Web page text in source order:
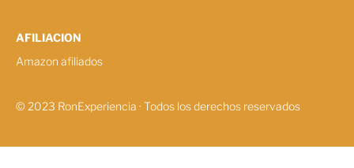
AFILIACION
Amazon afiliados
© 2023 RonExperiencia · Todos los derechos reservados